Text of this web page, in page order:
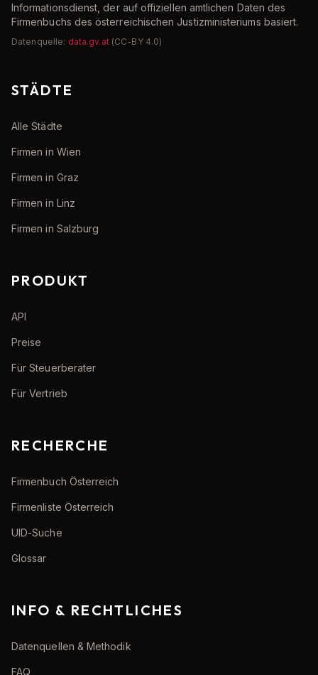
Informationsdienst, der auf offiziellen amtlichen Daten des
Firmenbuchs des österreichischen Justizministeriums basiert.
Datenquelle: data.gv.at (CC-BY 4.0)
STÄDTE
Alle Städte
Firmen in Wien
Firmen in Graz
Firmen in Linz
Firmen in Salzburg
PRODUKT
API
Preise
Für Steuerberater
Für Vertrieb
RECHERCHE
Firmenbuch Österreich
Firmenliste Österreich
UID-Suche
Glossar
INFO & RECHTLICHES
Datenquellen & Methodik
FAQ